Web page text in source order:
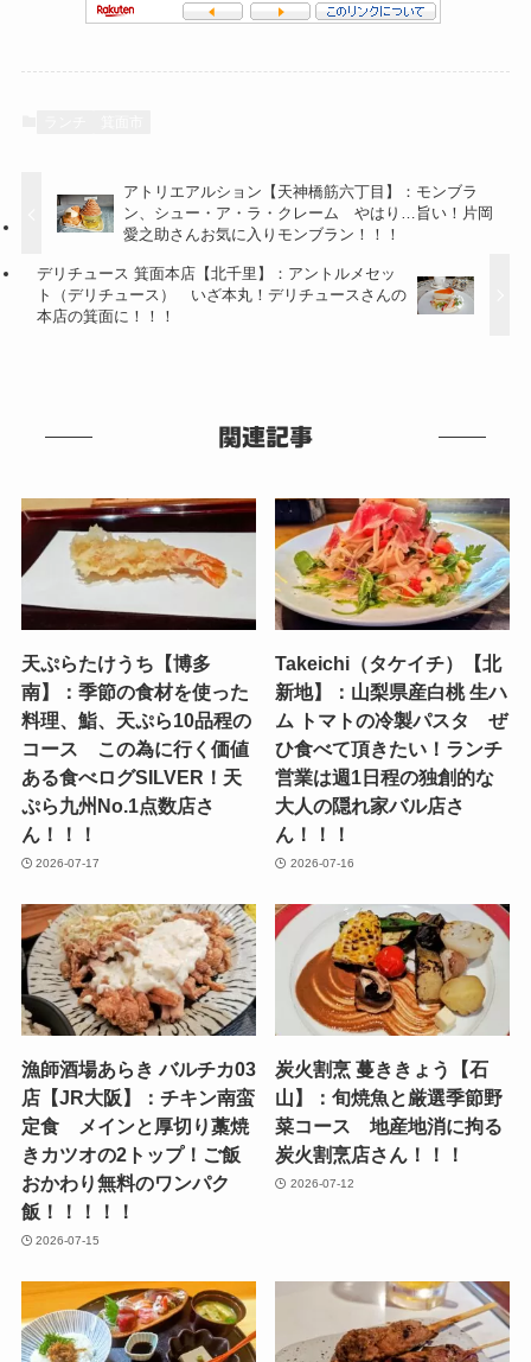
アトリエアルション【天神橋筋六丁目】：モンブラ
ン、シュー・ア・ラ・クレーム やはり…旨い！片岡
愛之助さんお気に入りモンブラン！！！
デリチュース 箕面本店【北千里】：アントルメセッ
ト（デリチュース） いざ本丸！デリチュースさんの
本店の箕面に！！！
関連記事
天ぷらたけうち【博多
南】：季節の食材を使った
料理、鮨、天ぷら10品程の
コース この為に行く価値
ある食べログSILVER！天
ぷら九州No.1点数店さ
ん！！！
2026-07-17
Takeichi（タケイチ）【北
新地】：山梨県産白桃 生ハ
ム トマトの冷製パスタ ぜ
ひ食べて頂きたい！ランチ
営業は週1日程の独創的な
大人の隠れ家バル店さ
ん！！！
2026-07-16
漁師酒場あらき バルチカ03
店【JR大阪】：チキン南蛮
定食 メインと厚切り藁焼
きカツオの2トップ！ご飯
おかわり無料のワンパク
飯！！！！！
2026-07-15
炭火割烹 蔓ききょう【石
山】：旬焼魚と厳選季節野
菜コース 地産地消に拘る
炭火割烹店さん！！！
2026-07-12